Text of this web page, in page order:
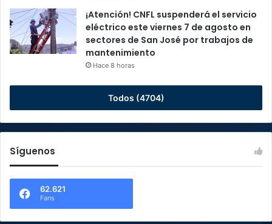
¡Atención! CNFL suspenderá el servicio
eléctrico este viernes 7 de agosto en
sectores de San José por trabajos de
mantenimiento
Hace 8 horas
Todos (4704)
Síguenos
62.621
Fans